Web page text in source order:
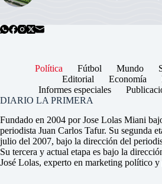
Política Fútbol Mundo
Editorial
Economía
Informes especiales
DIARIO LA PRIMERA
Fundado en 2004 por Jose Lolas Miani
periodista Juan Carlos Tafur. Su segunda
julio del 2007, bajo la dirección del
Su tercera y actual etapa es bajo la
José Lolas, experto en marketing político